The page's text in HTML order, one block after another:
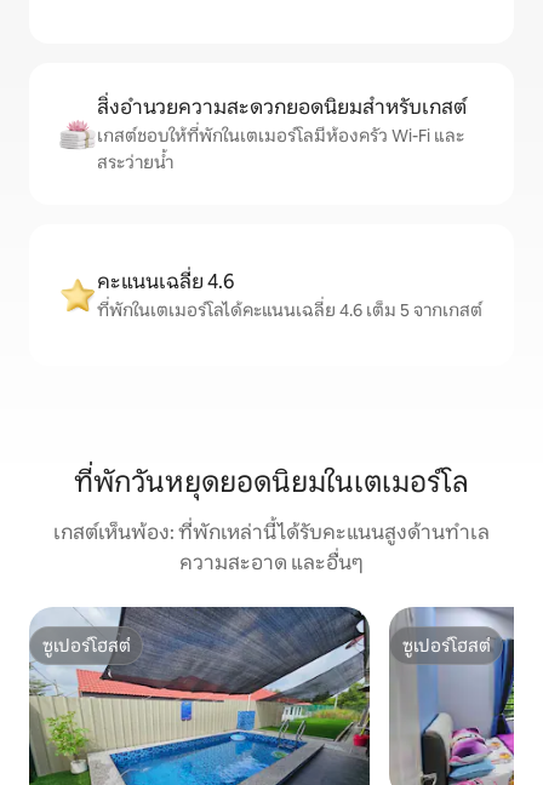
สิ่งอำนวยความสะดวกยอดนิยมสำหรับเกสต์
เกสต์ชอบให้ที่พักในเตเมอร์โลมีห้องครัว Wi-Fi และ
สระว่ายน้ำ
คะแนนเฉลี่ย 4.6
ที่พักในเตเมอร์โลได้คะแนนเฉลี่ย 4.6 เต็ม 5 จากเกสต์
ที่พักวันหยุดยอดนิยมในเตเมอร์โล
เกสต์เห็นพ้อง: ที่พักเหล่านี้ได้รับคะแนนสูงด้านทำเล
ความสะอาด และอื่นๆ
ซูเปอร์โฮสต์
ซูเปอร์โฮสต์
ซูเปอร์โฮสต์
ซูเปอร์โฮสต์